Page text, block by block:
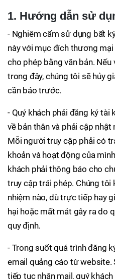
1. Hướng dẫn sử
- Nghiêm cấm sử dụng bất
này với mục đích thương
cho phép bằng văn bản.
trong đây, chúng tôi sẽ hủy
cần báo trước.
- Quý khách phải đăng ký
về bản thân và phải cập
Mỗi người truy cập phải có
khoản và hoạt động của
khách phải thông báo cho
truy cập trái phép. Chúng
nhiệm nào, dù trực tiếp hay
hại hoặc mất mát gây ra do
quy định.
- Trong suốt quá trình đăng
email quảng cáo từ website.
tiếp tục nhận mail, quý